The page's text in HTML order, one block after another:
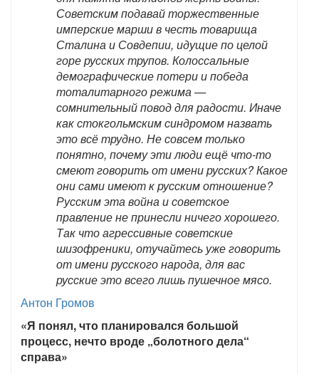
Советским подавай торжественные
имперские марши в честь товарища
Сталина и Совдепии, идущие по целой
горе русских трупов. Колоссальные
демографические потери и победа
тоталитарного режима —
сомнительный повод для радости. Иначе
как стокгольмским синдромом назвать
это всё трудно. Не совсем только
понятно, почему эти люди ещё что-то
смеют говорить от имени русских? Какое
они сами имеют к русским отношение?
Русским эта война и советское
правление не принесли ничего хорошего.
Так что агрессивные советские
шизофреники, отучайтесь уже говорить
от имени русского народа, для вас
русские это всего лишь пушечное мясо.
Антон Громов
«Я понял, что планировался большой
процесс, нечто вроде „болотного дела“
справа»